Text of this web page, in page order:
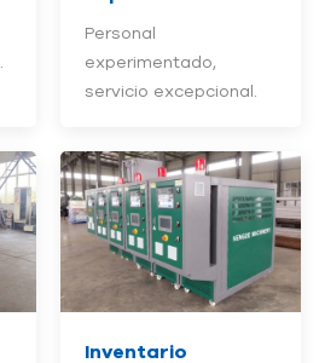
Personal
experimentado,
servicio excepcional.
Inventario